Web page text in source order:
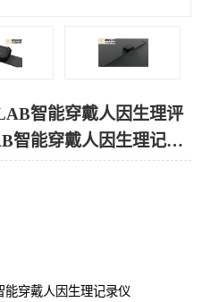
智能穿戴人因生理评
智能穿戴人因生理记录
能穿戴人因生理记录仪